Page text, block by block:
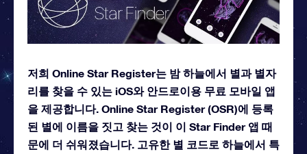
저희 Online Star Register는 밤 하늘에서 별과 별자
리를 찾을 수 있는 iOS와 안드로이용 무료 모바일 앱
을 제공합니다. Online Star Register (OSR)에 등록
된 별에 이름을 짓고 찾는 것이 이 Star Finder 앱 때
문에 더 쉬워졌습니다. 고유한 별 코드로 하늘에서 특